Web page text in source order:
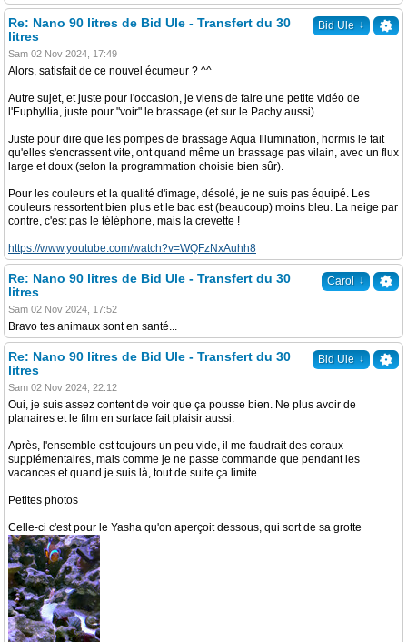
Bid Ule ↓
Re: Nano 90 litres de Bid Ule - Transfert du 30
litres
Sam 02 Nov 2024, 17:49
Alors, satisfait de ce nouvel écumeur ? ^^
Autre sujet, et juste pour l'occasion, je viens de faire une petite vidéo de
l'Euphyllia, juste pour "voir" le brassage (et sur le Pachy aussi).
Juste pour dire que les pompes de brassage Aqua Illumination, hormis le fait
qu'elles s'encrassent vite, ont quand même un brassage pas vilain, avec un flux
large et doux (selon la programmation choisie bien sûr).
Pour les couleurs et la qualité d'image, désolé, je ne suis pas équipé. Les
couleurs ressortent bien plus et le bac est (beaucoup) moins bleu. La neige par
contre, c'est pas le téléphone, mais la crevette !
https://www.youtube.com/watch?v=WQFzNxAuhh8
Carol ↓
Re: Nano 90 litres de Bid Ule - Transfert du 30
litres
Sam 02 Nov 2024, 17:52
Bravo tes animaux sont en santé...
Bid Ule ↓
Re: Nano 90 litres de Bid Ule - Transfert du 30
litres
Sam 02 Nov 2024, 22:12
Oui, je suis assez content de voir que ça pousse bien. Ne plus avoir de
planaires et le film en surface fait plaisir aussi.
Après, l'ensemble est toujours un peu vide, il me faudrait des coraux
supplémentaires, mais comme je ne passe commande que pendant les
vacances et quand je suis là, tout de suite ça limite.
Petites photos
Celle-ci c'est pour le Yasha qu'on aperçoit dessous, qui sort de sa grotte